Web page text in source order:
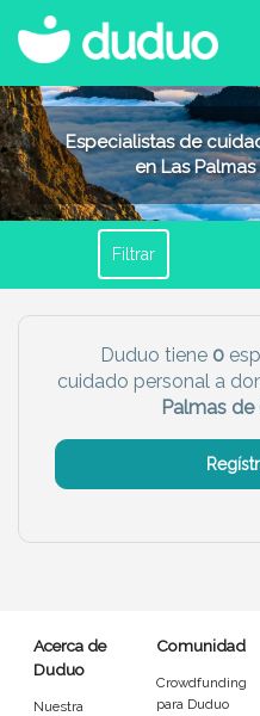
Especialistas de cuidados personales y belleza
en Las
Filtrar
Filtrar por horario
Tu dudú ideal
Chico
Más servicio del dudú
Canguro
Limpieza
Entrenador
Duduo tiene 0
cuidado personal a
Palmas de
Acerca de
Duduo
Nuestra
Comunidad
Crowdfunding
para Duduo